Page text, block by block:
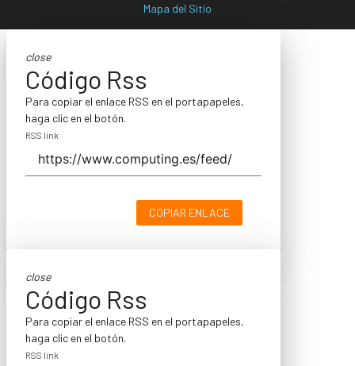
Mapa del Sitio
close
Código Rss
Para copiar el enlace RSS en el portapapeles,
haga clic en el botón.
RSS link
COPIAR ENLACE
close
Código Rss
Para copiar el enlace RSS en el portapapeles,
haga clic en el botón.
RSS link